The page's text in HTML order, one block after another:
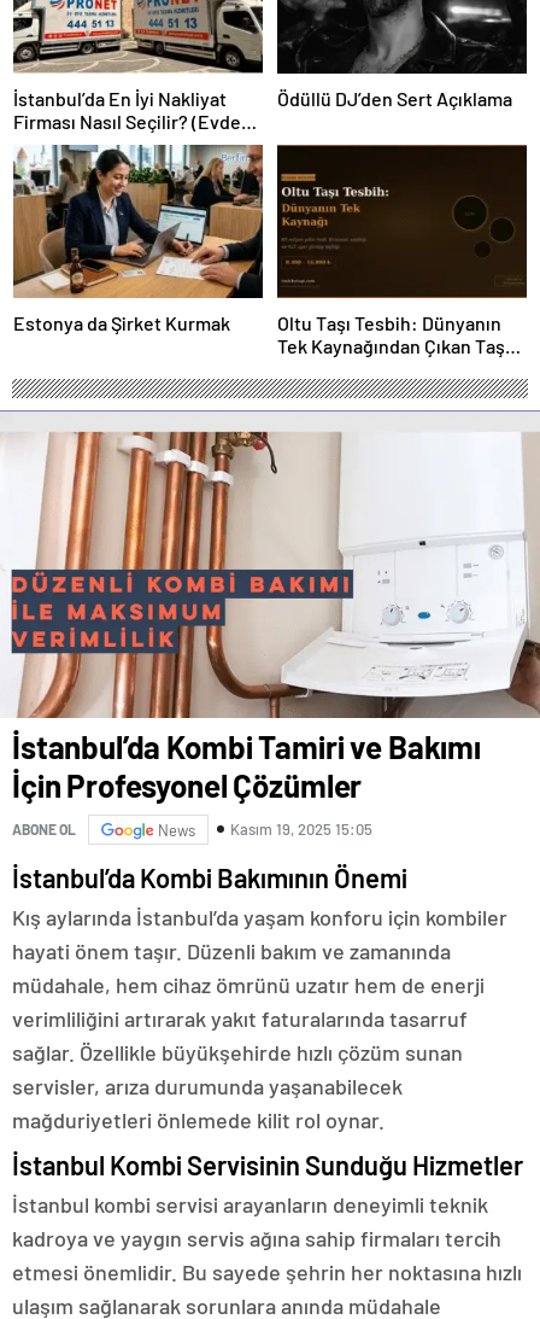
İstanbul’da En İyi Nakliyat
Firması Nasıl Seçilir? (Evden
Eve Nakliyat Rehberi)
Ödüllü DJ’den Sert Açıklama
Estonya da Şirket Kurmak
Oltu Taşı Tesbih: Dünyanın
Tek Kaynağından Çıkan Taş
İstanbul’da Kombi Tamiri ve Bakımı
İçin Profesyonel Çözümler
ABONE OL News Kasım 19, 2025 15:05
İstanbul’da Kombi Bakımının Önemi
Kış aylarında İstanbul’da yaşam konforu için kombiler
hayati önem taşır. Düzenli bakım ve zamanında
müdahale, hem cihaz ömrünü uzatır hem de enerji
verimliliğini artırarak yakıt faturalarında tasarruf
sağlar. Özellikle büyükşehirde hızlı çözüm sunan
servisler, arıza durumunda yaşanabilecek
mağduriyetleri önlemede kilit rol oynar.
İstanbul Kombi Servisinin Sunduğu Hizmetler
İstanbul kombi servisi arayanların deneyimli teknik
kadroya ve yaygın servis ağına sahip firmaları tercih
etmesi önemlidir. Bu sayede şehrin her noktasına hızlı
ulaşım sağlanarak sorunlara anında müdahale